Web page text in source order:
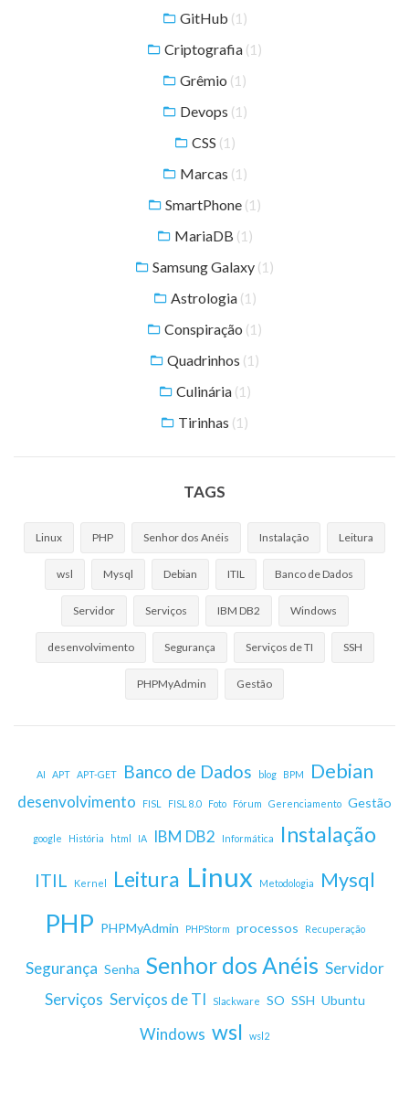
GitHub (1)
Criptografia (1)
Grêmio (1)
Devops (1)
CSS (1)
Marcas (1)
SmartPhone (1)
MariaDB (1)
Samsung Galaxy (1)
Astrologia (1)
Conspiração (1)
Quadrinhos (1)
Culinária (1)
Tirinhas (1)
TAGS
Linux PHP Senhor dos Anéis Instalação Leitura
wsl Mysql Debian ITIL Banco de Dados
Servidor Serviços IBM DB2 Windows
desenvolvimento Segurança Serviços de TI SSH
PHPMyAdmin Gestão
AI APT APT-GET Banco de Dados blog BPM Debian
desenvolvimento FISL FISL 8.0 Foto Fórum Gerenciamento Gestão
google História html IA IBM DB2 Informática Instalação
ITIL Kernel Leitura Linux Metodologia Mysql
PHP PHPMyAdmin PHPStorm processos Recuperação
Segurança Senha Senhor dos Anéis Servidor
Serviços Serviços de TI Slackware SO SSH Ubuntu
Windows wsl wsl2